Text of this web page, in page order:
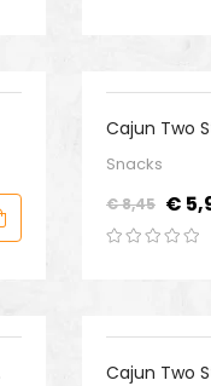
Cajun Two
Entree Mix
Snacks
Normale
prijs
€ 8,45 Prijs
€
Cajun Two